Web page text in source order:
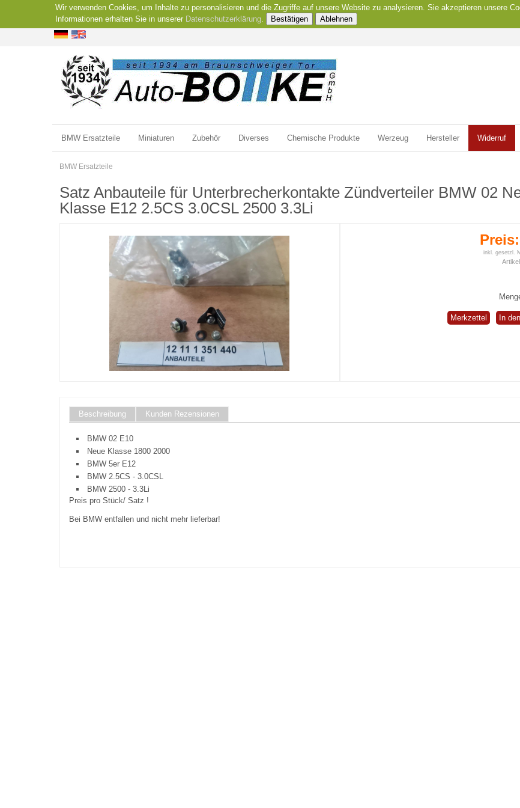
Wir verwenden Cookies, um Inhalte zu personalisieren und die Zugriffe auf unsere Website zu analysieren. Sie akzeptieren unsere
Informationen erhalten Sie in unserer Datenschutzerklärung. Bestätigen Ablehnen
BMW Ersatzteile Miniaturen Zubehör Diverses Chemische Produkte Werzeug Hersteller Widerruf
BMW Ersatzteile
Satz Anbauteile für Unterbrecherkontakte Zündverteiler BMW 02
Klasse E12 2.5CS 3.0CSL 2500 3.3Li
Preis:
inkl. gesetzl.
In
Merkzettel
Beschreibung Kunden Rezensionen
BMW 02 E10
Neue Klasse 1800 2000
BMW 5er E12
BMW 2.5CS - 3.0CSL
BMW 2500 - 3.3Li
Preis pro Stück/ Satz !
Bei BMW entfallen und nicht mehr lieferbar!